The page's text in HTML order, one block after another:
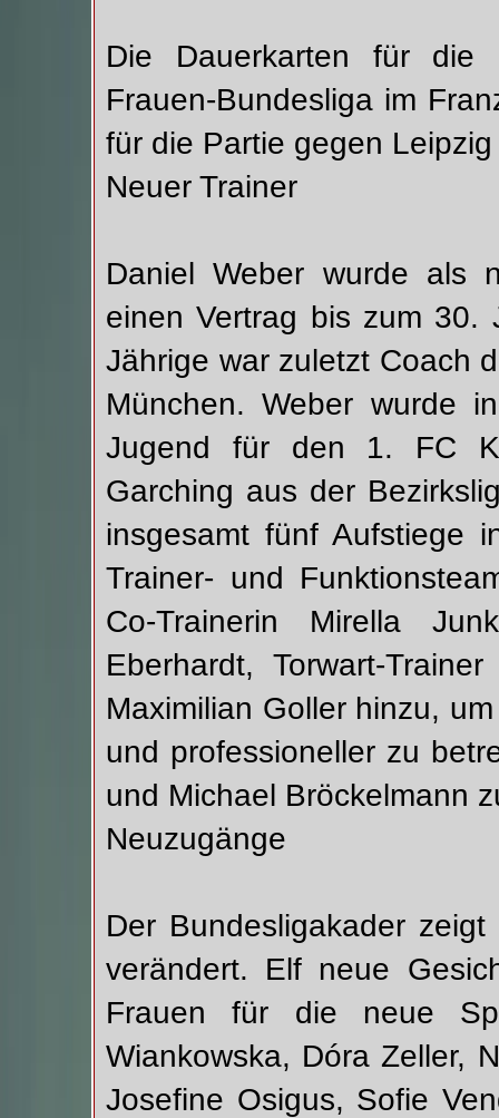
Die Dauerkarten für die
Frauen-Bundesliga im
für die Partie gegen
Neuer Trainer
Daniel Weber wurde als
einen Vertrag bis zum 30.
Jährige war zuletzt Coach
München. Weber wurde
Jugend für den 1. FC
Garching aus der
insgesamt fünf Aufstiege
Trainer- und
Co-Trainerin Mirella
Eberhardt, Torwart-
Maximilian Goller hinzu,
und professioneller zu
und Michael Bröckelmann
Neuzugänge
Der Bundesligakader
verändert. Elf neue
Frauen für die neue
Wiankowska, Dóra Zeller,
Josefine Osigus, Sofie